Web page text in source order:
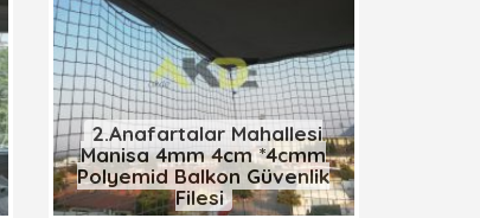
2.Anafartalar Mahallesi
Manisa 4mm 4cm *4cmm
Polyemid Balkon Güvenlik
Filesi